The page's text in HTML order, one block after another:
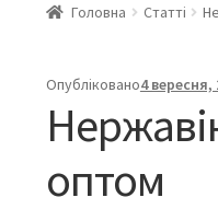
Головна Статті
Опубліковано4 вересня,
оптом